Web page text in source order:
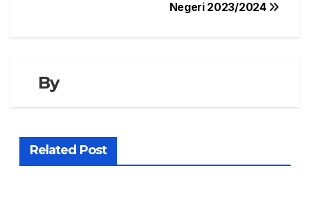
Negeri 2023/2024
By
Related Post